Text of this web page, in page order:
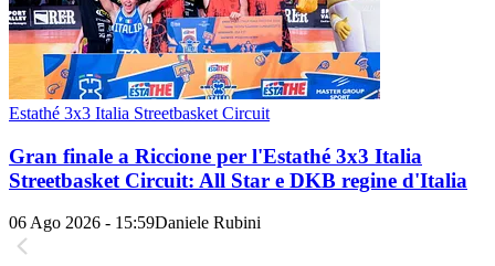
Estathé 3x3 Italia Streetbasket Circuit
Gran finale a Riccione per l'Estathé 3x3 Italia
Streetbasket Circuit: All Star e DKB regine d'Italia
06 Ago 2026 - 15:59Daniele Rubini